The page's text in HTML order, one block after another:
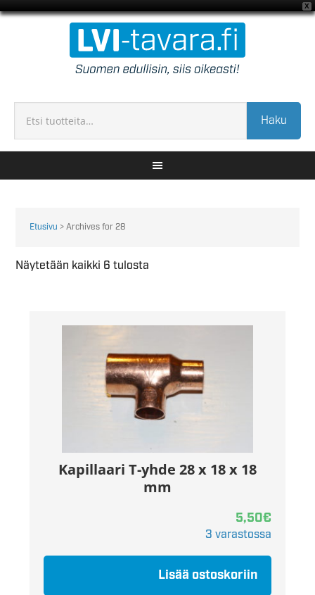
X
Haku
Etusivu > Archives for 28
Näytetään kaikki 6 tulosta
Kapillaari T-yhde 28 x 18 x 18
mm
5,50€
3 varastossa
Lisää ostoskoriin